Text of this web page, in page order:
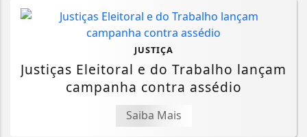
JUSTIÇA
Justiças Eleitoral e do Trabalho lançam
campanha contra assédio
Saiba Mais